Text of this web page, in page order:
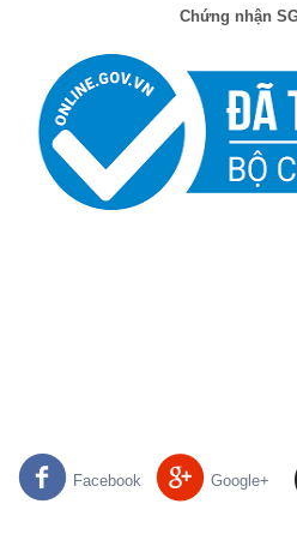
Chứng nhận
Facebook Google+